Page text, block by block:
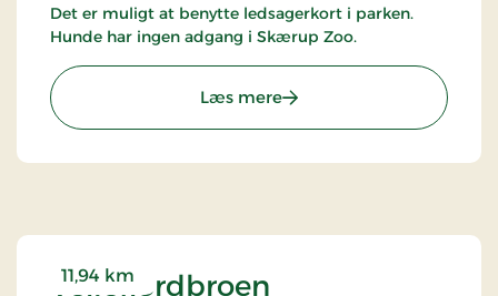
Det er muligt at benytte ledsagerkort i parken.
Hunde har ingen adgang i Skærup Zoo.
Læs mere: Skærup Zoo
Vejlefjordbroen
11,94 km